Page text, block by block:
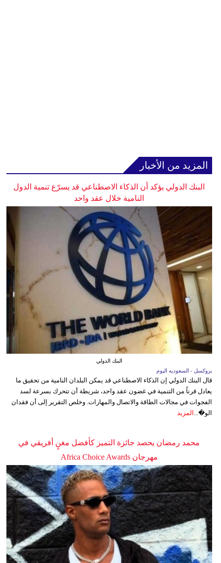
المزيد من الأخبار
البنك الدولي يؤكد أن الذكاء الاصطناعي قد يسرّع تنمية الدول
النامية خلال عقد واحد
البنك الدولي
بروكسل - السعوديه اليوم
قال البنك الدولي إن الذكاء الاصطناعي قد يمكن البلدان النامية من تحقيق ما
يعادل قرناً من التنمية في غضون عقد واحد، شريطة أن تتحرك بسرعة لسد
الفجوات في مجالات الطاقة والاتصال والمهارات. وخلص التقرير إلى أن فقدان
الو�...
المزيد
محمد رمضان يحصد جائزة التميز كأفضل مغنٍ أفريقي في
مهرجان Africa Choice Awards